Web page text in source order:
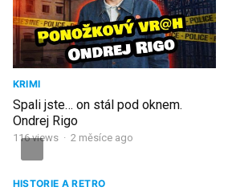
KRIMI
Spali jste… on stál pod oknem.
Ondrej Rigo
116views · 2 měsíce ago
HISTORIE A RETRO